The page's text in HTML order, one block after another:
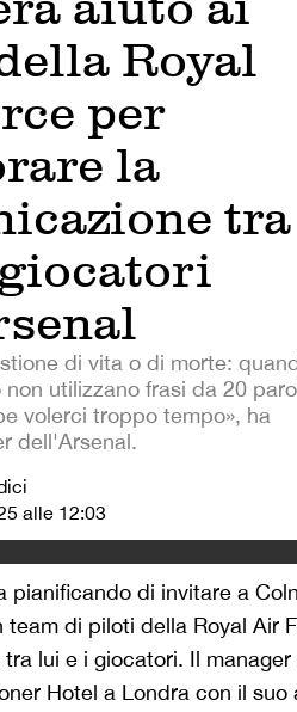
Royal
per
la
tra
di vita o di morte:
utilizzano frasi da 20
volerci troppo tempo», ha
dell'Arsenal.
alle 12:03
pianificando di invitare a
team di piloti della Royal Air
lui e i giocatori. Il
Hotel a Londra con il